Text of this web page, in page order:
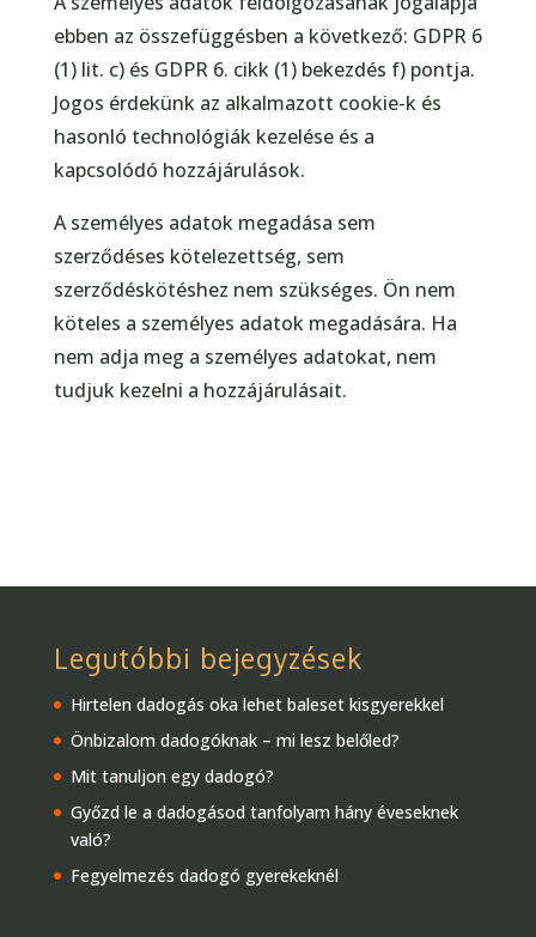
ebben az összefüggésben a következő: GDPR 6
(1) lit. c) és GDPR 6. cikk (1) bekezdés f) pontja.
Jogos érdekünk az alkalmazott cookie-k és
hasonló technológiák kezelése és a
kapcsolódó hozzájárulások.
A személyes adatok megadása sem
szerződéses kötelezettség, sem
szerződéskötéshez nem szükséges. Ön nem
köteles a személyes adatok megadására. Ha
nem adja meg a személyes adatokat, nem
tudjuk kezelni a hozzájárulásait.
Legutóbbi bejegyzések
Hirtelen dadogás oka lehet baleset kisgyerekkel
Önbizalom dadogóknak – mi lesz belőled?
Mit tanuljon egy dadogó?
Győzd le a dadogásod tanfolyam hány éveseknek
való?
Fegyelmezés dadogó gyerekeknél